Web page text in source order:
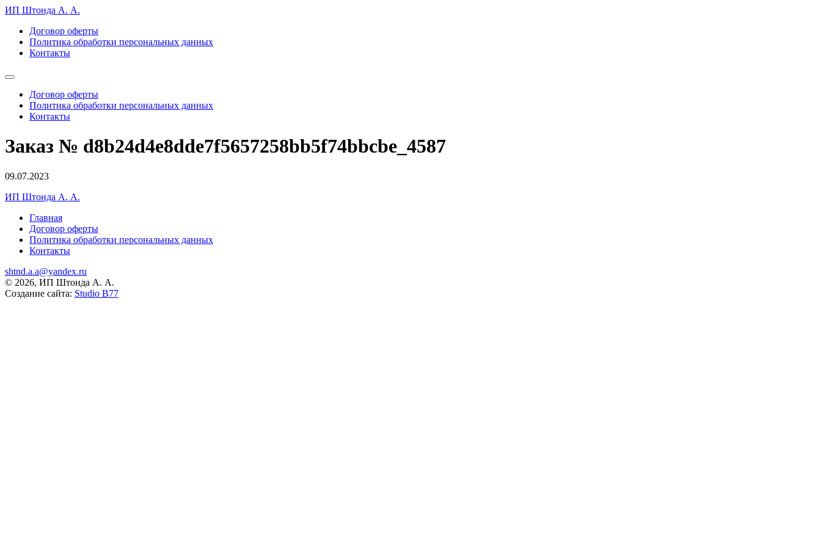
ИП Штонда А. А.
Договор оферты
Политика обработки персональных данных
Контакты
Договор оферты
Политика обработки персональных данных
Контакты
Заказ № d8b24d4e8dde7f5657258bb5f74bbcbe_4587
09.07.2023
ИП Штонда А. А.
Главная
Договор оферты
Политика обработки персональных данных
Контакты
shtnd.a.a@yandex.ru
© 2026, ИП Штонда А. А.
Создание сайта: Studio B77